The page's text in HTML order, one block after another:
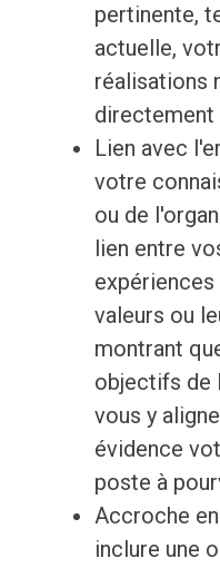
pertinente,
actuelle,
réalisations
directement
Lien avec
votre
ou de
lien entre
valeurs ou
montrant
objectifs de
vous y
évidence
poste à
Accroche
inclure une